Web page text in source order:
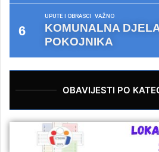
UPUTE I OBRASCI VAŽNO
KOMUNALNA
POKOJNIKA
OBAVIJESTI PO